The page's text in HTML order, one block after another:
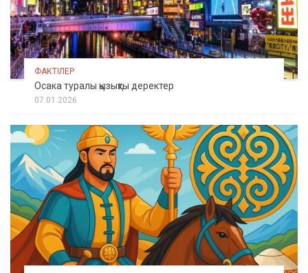
ФАКТІЛЕР
Осака туралы қызықты деректер
07.01.2026